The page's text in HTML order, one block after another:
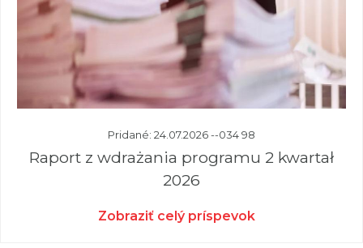
Pridané: 24.07.2026 --034 98
Raport z wdrażania programu 2 kwartał
2026
Zobraziť celý príspevok